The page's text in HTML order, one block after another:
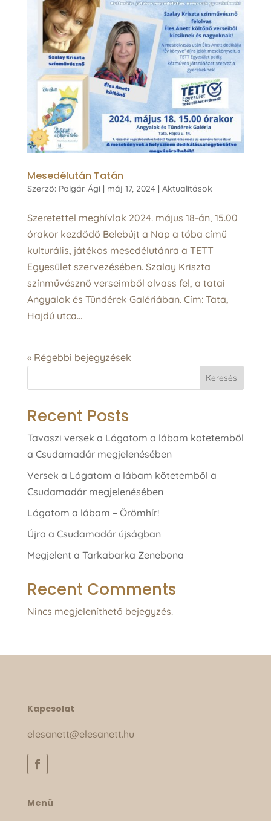
Mesedélután Tatán
Szerző: Polgár Ági | máj 17, 2024| Aktualitások
Szeretettel meghívlak 2024. május 18-án, 15.00
órakor kezdődő Belebújt a Nap a tóba című
kulturális, játékos mesedélutánra a TETT
Egyesület szervezésében. Szalay Kriszta
színművésznő verseimből olvass fel, a tatai
Angyalok és Tündérek Galériában. Cím: Tata,
Hajdú utca...
« Régebbi bejegyzések
Keresés
Recent Posts
Tavaszi versek a Lógatom a lábam kötetemből
a Csudamadár megjelenésében
Versek a Lógatom a lábam kötetemből a
Csudamadár megjelenésében
Lógatom a lábam – Örömhír!
Újra a Csudamadár újságban
Megjelent a Tarkabarka Zenebona
Recent Comments
Nincs megjeleníthető bejegyzés.
Kapcsolat
elesanett@elesanett.hu
Menü